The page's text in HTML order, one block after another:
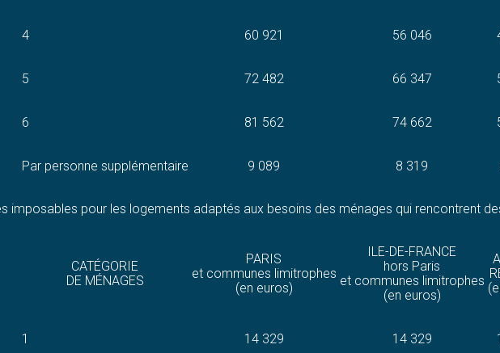
4 60 921 56 046
5 72 482 66 347
6 81 562 74 662
Par personne supplémentaire 9 089 8 319
imposables pour les logements adaptés aux besoins des ménages qui rencontrent
CATÉGORIE
DE MÉNAGES
PARIS
et communes limitrophes
(en euros)
ILE-DE-FRANCE
hors Paris
et communes limitrophes
(en euros)
1 14 329 14 329